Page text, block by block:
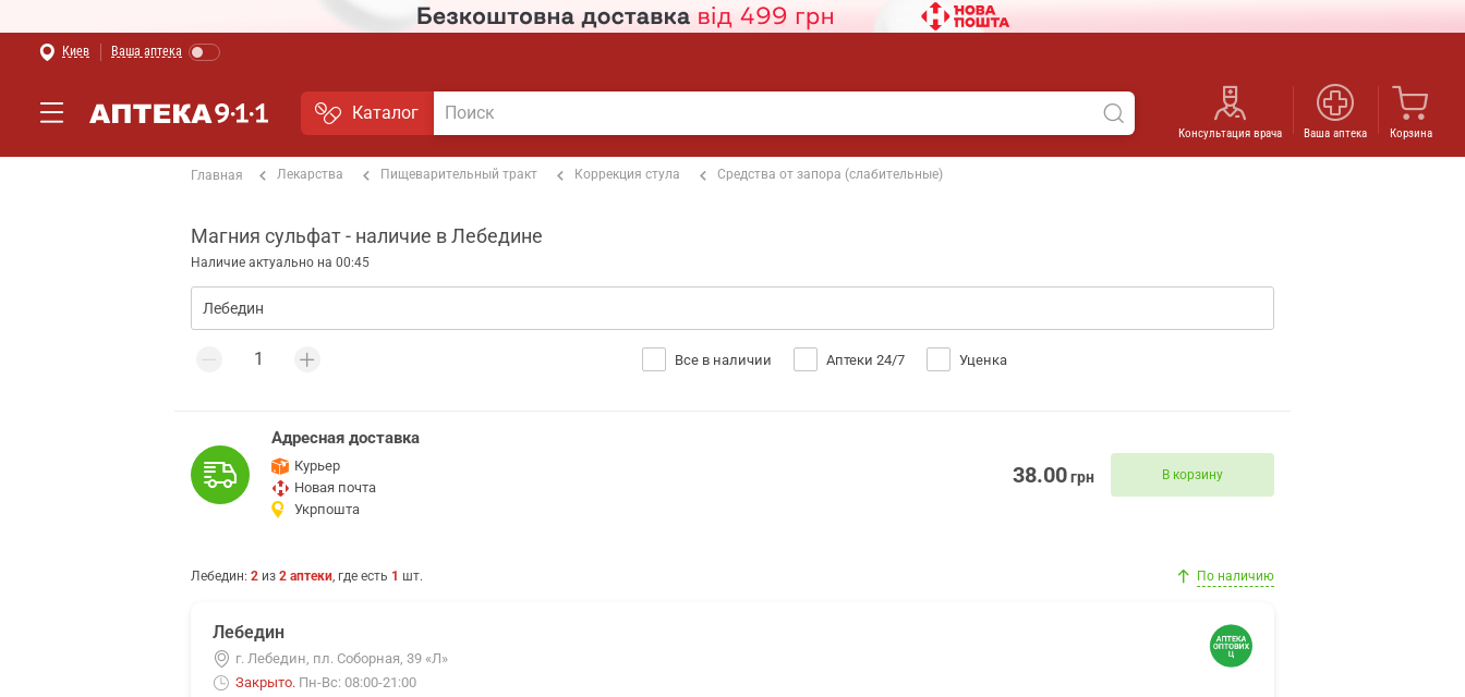
Киев Ваша аптека
Каталог
Консультация врача Ваша аптека Корзина
Главная Лекарства Пищеварительный тракт Коррекция стула Средства от запора (слабительные)
Магния сульфат - наличие в Лебедине
Наличие актуально на 00:45
Все в наличии Аптеки 24/7 Уценка
Адресная доставка
Курьер
Новая почта
Укрпошта
38.00грн В корзину
Лебедин: 2 из 2 аптеки, где есть 1 шт. По наличию
Лебедин
г. Лебедин, пл. Соборная, 39 «Л»
Закрыто. Пн-Вс: 08:00-21:00